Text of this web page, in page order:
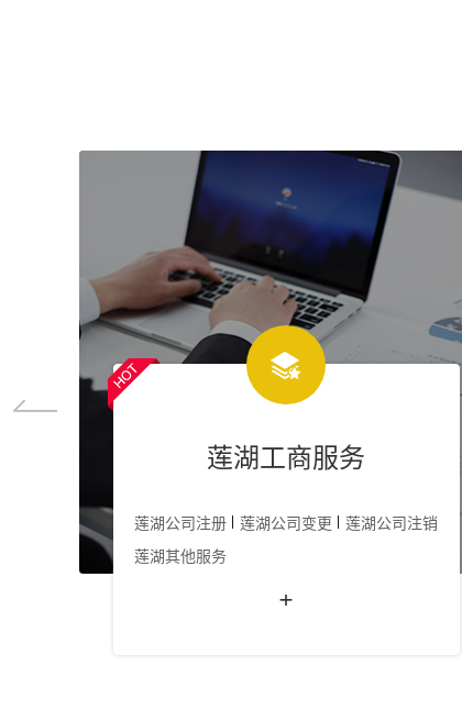
莲湖工商服务
莲湖公司注册 莲湖公司变更
莲湖公司注销
莲湖其他服务
+